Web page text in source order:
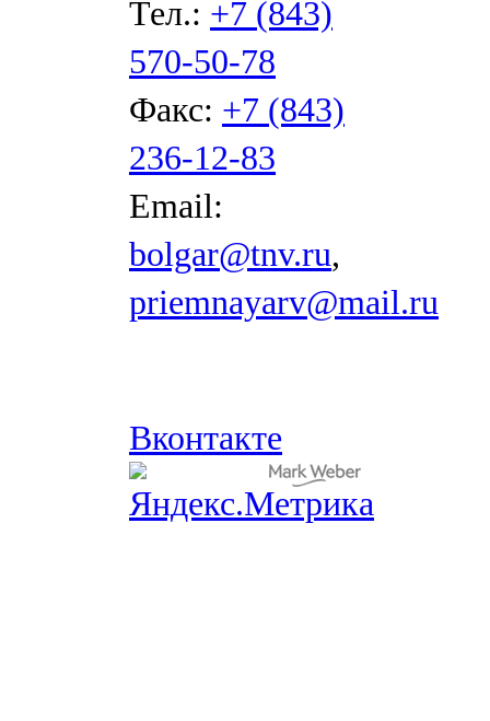
Тел.: +7 (843)
570-50-78
Факс: +7 (843)
236-12-83
Email:
bolgar@tnv.ru,
priemnayarv@mail.ru
Вконтакте